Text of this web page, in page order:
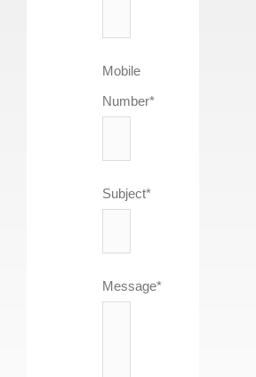
Mobile
Number*
Subject*
Message*